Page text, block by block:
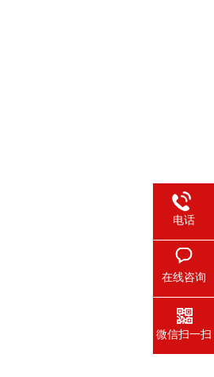
电话
在线咨询
微信扫一扫